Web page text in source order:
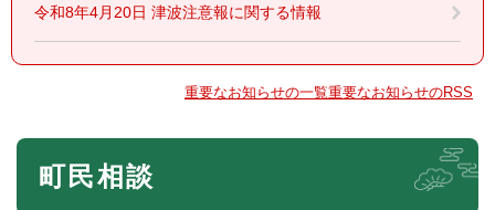
令和8年4月20日 津波注意報に関する情報
重要なお知らせの一覧重要なお知らせのRSS
本
町民相談